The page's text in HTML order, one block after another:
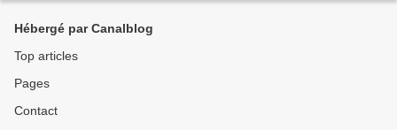
Hébergé par Canalblog
Top articles
Pages
Contact